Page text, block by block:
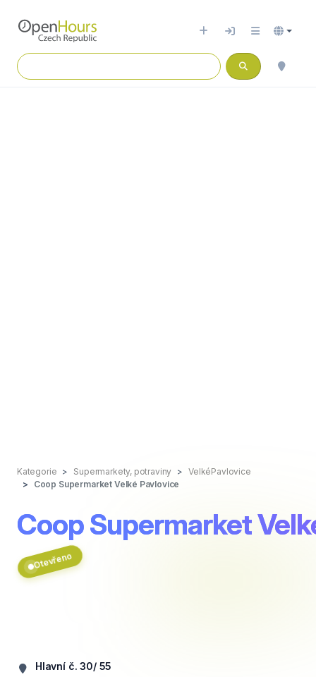
Kategorie Supermarkety, potraviny
VelkéPavlovice
Coop Supermarket Velké Pavlovice
Coop Supermarket
Otevřeno
Hlavní č. 30/ 55